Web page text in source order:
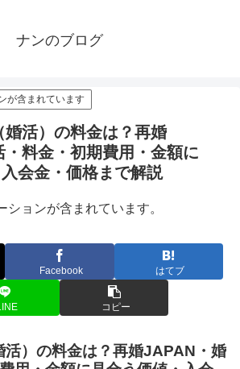
ナンのブログ
が含まれています
婚活）の料金は？再婚
料金・初期費用・金額に
会金・価格まで解説
ションが含まれています。
Facebook はてブ
コピー
）の料金は？再婚JAPAN・婚